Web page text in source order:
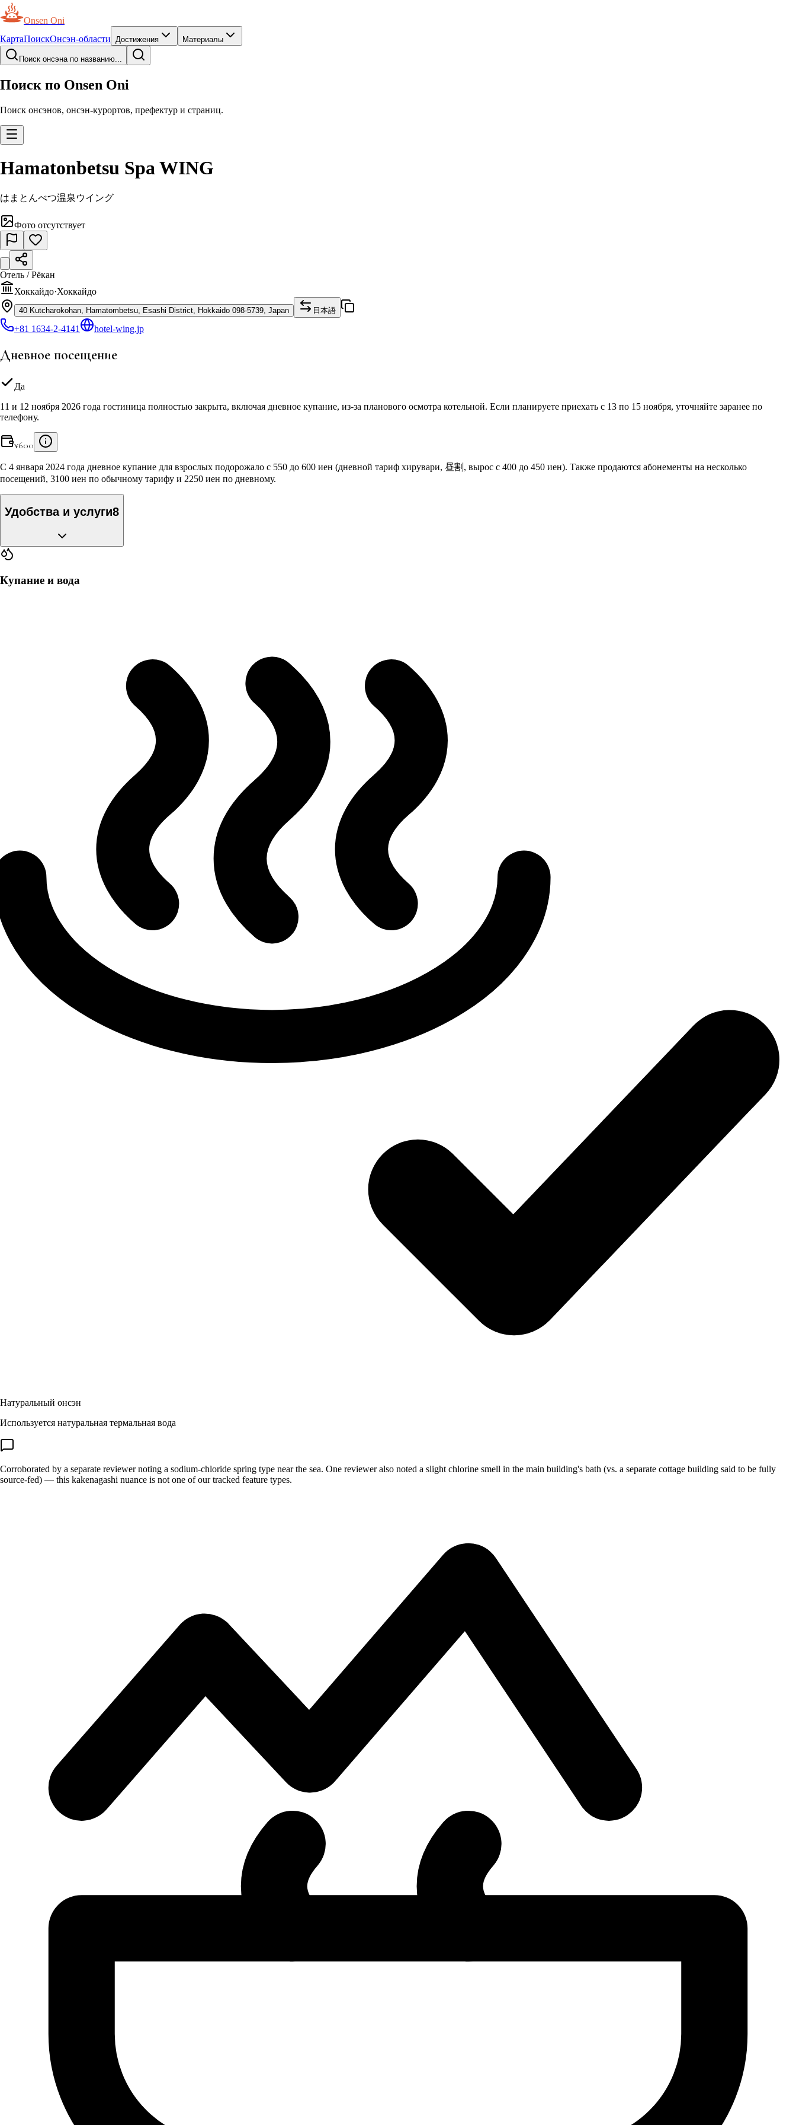
Onsen Oni
КартаПоискОнсэн-области Достижения Материалы
Поиск онсэна по названию...
Поиск по Onsen Oni
Поиск онсэнов, онсэн-курортов, префектур и страниц.
Hamatonbetsu Spa WING
はまとんべつ温泉ウイング
Фото отсутствует
Отель / Рёкан
Хоккайдо·Хоккайдо
40 Kutcharokohan, Hamatombetsu, Esashi District, Hokkaido 098-5739, Japan 日本語
+81 1634-2-4141 hotel-wing.jp
Дневное посещение
Да
11 и 12 ноября 2026 года гостиница полностью закрыта, включая дневное купание, из-за планового осмотра котельной. Если планируете приехать с 13 по 15 ноября, уточняйте заранее по
телефону.
¥600
С 4 января 2024 года дневное купание для взрослых подорожало с 550 до 600 иен (дневной тариф хирувари, 昼割, вырос с 400 до 450 иен). Также продаются абонементы на несколько
посещений, 3100 иен по обычному тарифу и 2250 иен по дневному.
Удобства и услуги8
Купание и вода
Натуральный онсэн
Используется натуральная термальная вода
Corroborated by a separate reviewer noting a sodium-chloride spring type near the sea. One reviewer also noted a slight chlorine smell in the main building's bath (vs. a separate cottage building said to be fully
source-fed) — this kakenagashi nuance is not one of our tracked feature types.